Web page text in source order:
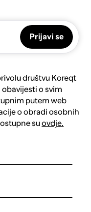
Prijavi se
društvu Koreqt
o svim
putem web
o obradi osobnih
suovdje.